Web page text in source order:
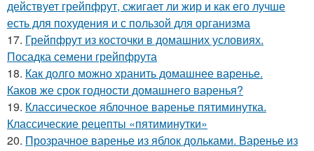
действует грейпфрут, сжигает ли жир и как его лучше
есть для похудения и с пользой для организма
17. Грейпфрут из косточки в домашних условиях.
Посадка семени грейпфрута
18. Как долго можно хранить домашнее варенье.
Каков же срок годности домашнего варенья?
19. Классическое яблочное варенье пятиминутка.
Классические рецепты «пятиминутки»
20. Прозрачное варенье из яблок дольками. Варенье из